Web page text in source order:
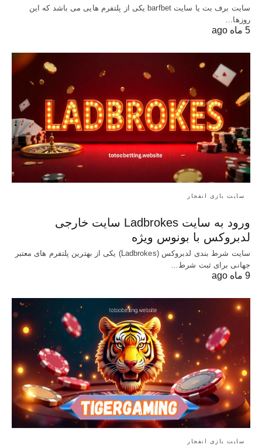
سایت برف بت یا سایت barfbet یکی از پلتفرم‌ هایی می باشد که این
روزها…
5 ماه ago
سایت بازی انفجار
ورود به سایت Ladbrokes سایت خارجی
لدبروکس با بونوس ویژه
سایت شرط بندی لدبروکس (Ladbrokes) یکی از بهترین پلتفرم های معتبر
جهانی برای ثبت شرط…
9 ماه ago
سایت بازی انفجار